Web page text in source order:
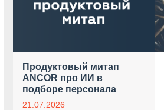
Продуктовый митап
ANCOR про ИИ в
подборе персонала
21.07.2026